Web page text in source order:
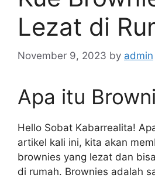
Lezat di
November 9, 2023 by admin
Apa itu
Hello Sobat Kabarrealita!
artikel kali ini, kita akan
brownies yang lezat dan
di rumah. Brownies adalah